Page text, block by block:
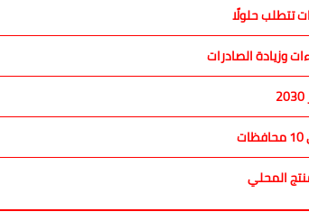
تتطلب حلولًا
وزيادة الصادرات
المحلي